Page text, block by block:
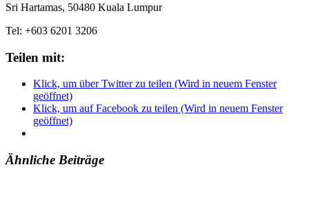
Sri Hartamas, 50480 Kuala Lumpur
Tel: +603 6201 3206
Teilen mit:
Klick, um über Twitter zu teilen (Wird in neuem Fenster
geöffnet)
Klick, um auf Facebook zu teilen (Wird in neuem Fenster
geöffnet)
Ähnliche Beiträge